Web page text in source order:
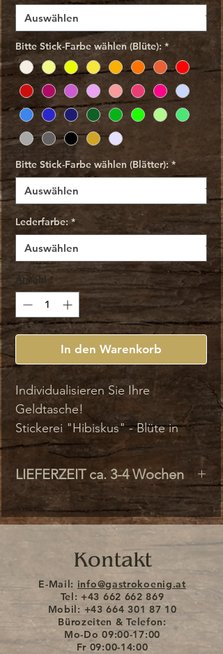
Bitte Stick-Farbe wählen (Blüte): *
Bitte Stick-Farbe wählen (Blätter): *
Lederfarbe: *
Anzahl *
In den Warenkorb
Individualisieren Sie Ihre
Geldtasche!
Stickerei "Hibiskus" - Blüte in
Ihrer Wunschfarbe.
Der Stick erfolgt standardmäßig
auf einem Lederstück, das farblich
zu dem von Ihnen bestellten
Produkt passt. Bitte geben Sie bei
der Bestellung die Farbe des
Motivs an und wo dieses
aufgenäht werden soll
(Geldtasche,
Geldtaschenhalter...).
LIEFERZEIT ca. 3-4 Wochen
Kontakt
E-Mail: info@gastrokoenig.at
Tel: +43 662 662 869
Mobil: +43 664 301 87 10
Bürozeiten & Telefon:
Mo-Do 09:00-17:00
Fr 09:00-14:00